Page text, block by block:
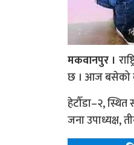
मकवानपुर ।
छ । आज बसेको
हेटौँडा–२,
जना उपाध्यक्ष,